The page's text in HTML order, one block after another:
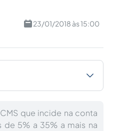
23/01/2018 às 15:00
que incide na conta
5% a 35% a mais na